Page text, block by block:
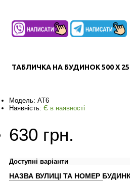
ТАБЛИЧКА НА БУДИНОК 500 Х
Модель: AT6
Наявність: Є в наявності
630 грн.
Доступні варіанти
НАЗВА ВУЛИЦІ ТА НОМЕР